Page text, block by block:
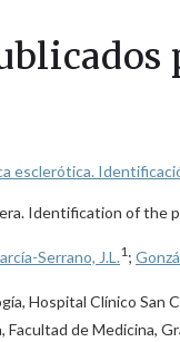
esclerótica.
Identification of the
Serrano, J.L.1 ;
Hospital Clínico San
de Medicina,